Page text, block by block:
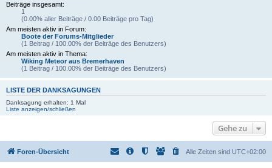
Beiträge insgesamt:
1
(0.00% aller Beiträge / 0.00 Beiträge pro Tag)
Am meisten aktiv in Forum:
Boote der Forums-Mitglieder
(1 Beitrag / 100.00% der Beiträge des Benutzers)
Am meisten aktiv in Thema:
Wiking Meteor aus Bremerhaven
(1 Beitrag / 100.00% der Beiträge des Benutzers)
LISTE DER DANKSAGUNGEN
Danksagung erhalten: 1 Mal
Liste anzeigen/schließen
Gehe zu
Foren-Übersicht Alle Zeiten sind UTC+02:00